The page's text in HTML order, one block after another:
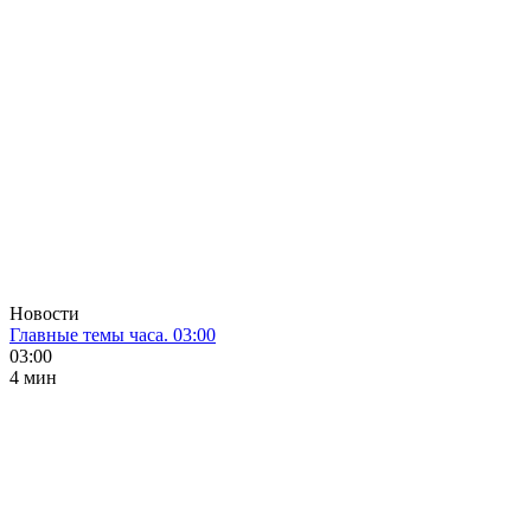
Новости
Главные темы часа. 03:00
03:00
4 мин